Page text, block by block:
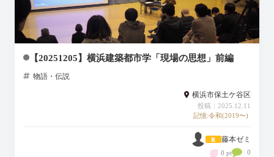
【20251205】横浜建築都市学「現場の思想」前編
物語・伝説
横浜市保土ケ谷区
投稿：2025.12.11
記憶:令和(2019〜)
藤本ゼミ
0 pt 0